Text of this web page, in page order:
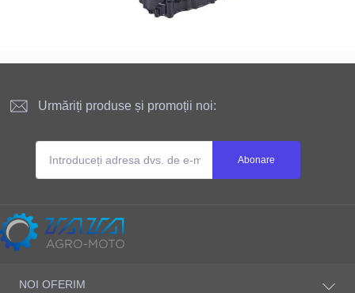
Urmăriți produse și promoții noi:
Abonare
ТАТА AGRO-MOTO S.R.L
NOI OFERIM